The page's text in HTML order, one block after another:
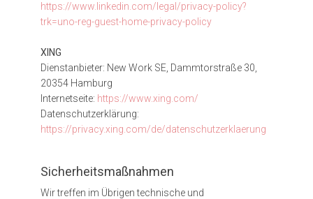
https://www.linkedin.com/legal/privacy-policy?
trk=uno-reg-guest-home-privacy-policy
XING
Dienstanbieter: New Work SE, Dammtorstraße 30,
20354 Hamburg
Internetseite: https://www.xing.com/
Datenschutzerklärung:
https://privacy.xing.com/de/datenschutzerklaerung
Sicherheitsmaßnahmen
Wir treffen im Übrigen technische und